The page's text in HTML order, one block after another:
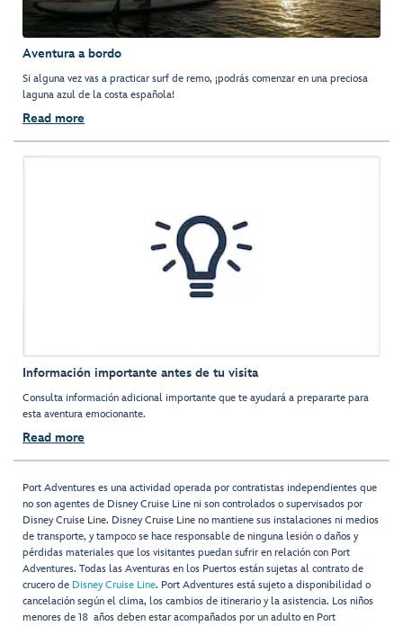
Aventura a bordo
Si alguna vez vas a practicar surf de remo, ¡podrás comenzar en una preciosa
laguna azul de la costa española!
Read more
Información importante antes de tu visita
Consulta información adicional importante que te ayudará a prepararte para
esta aventura emocionante.
Read more
Port Adventures es una actividad operada por contratistas independientes que
no son agentes de Disney Cruise Line ni son controlados o supervisados por
Disney Cruise Line. Disney Cruise Line no mantiene sus instalaciones ni medios
de transporte, y tampoco se hace responsable de ninguna lesión o daños y
pérdidas materiales que los visitantes puedan sufrir en relación con Port
Adventures. Todas las Aventuras en los Puertos están sujetas al contrato de
crucero de Disney Cruise Line. Port Adventures está sujeto a disponibilidad o
cancelación según el clima, los cambios de itinerario y la asistencia. Los niños
menores de 18 años deben estar acompañados por un adulto en Port